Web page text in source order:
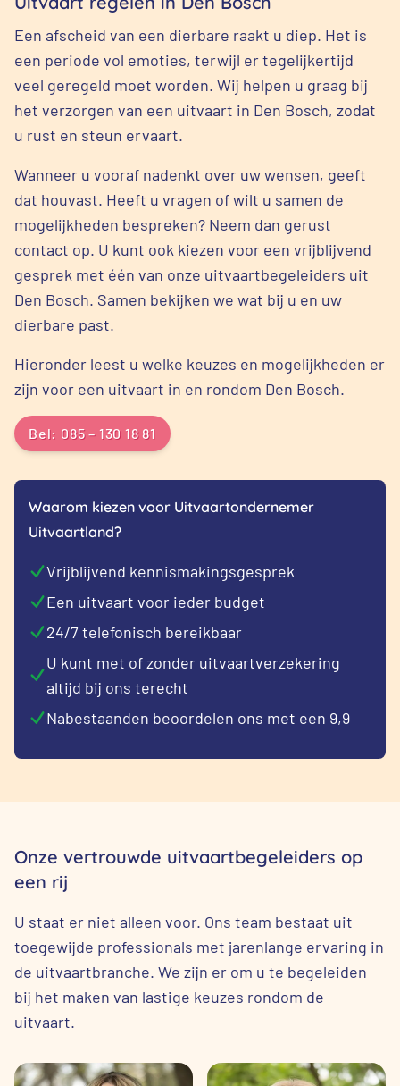
Een afscheid van een dierbare raakt u diep. Het is
een periode vol emoties, terwijl er tegelijkertijd
veel geregeld moet worden. Wij helpen u graag bij
het verzorgen van een uitvaart in Den Bosch, zodat
u rust en steun ervaart.
Wanneer u vooraf nadenkt over uw wensen, geeft
dat houvast. Heeft u vragen of wilt u samen de
mogelijkheden bespreken? Neem dan gerust
contact op. U kunt ook kiezen voor een vrijblijvend
gesprek met één van onze uitvaartbegeleiders uit
Den Bosch. Samen bekijken we wat bij u en uw
dierbare past.
Hieronder leest u welke keuzes en mogelijkheden er
zijn voor een uitvaart in en rondom Den Bosch.
Bel: 085 – 130 18 81
Waarom kiezen voor Uitvaartondernemer
Uitvaartland?
Vrijblijvend kennismakingsgesprek
Een uitvaart voor ieder budget
24/7 telefonisch bereikbaar
U kunt met of zonder uitvaartverzekering
altijd bij ons terecht
Nabestaanden beoordelen ons met een 9,9
Onze vertrouwde uitvaartbegeleiders op
een rij
U staat er niet alleen voor. Ons team bestaat uit
toegewijde professionals met jarenlange ervaring in
de uitvaartbranche. We zijn er om u te begeleiden
bij het maken van lastige keuzes rondom de
uitvaart.